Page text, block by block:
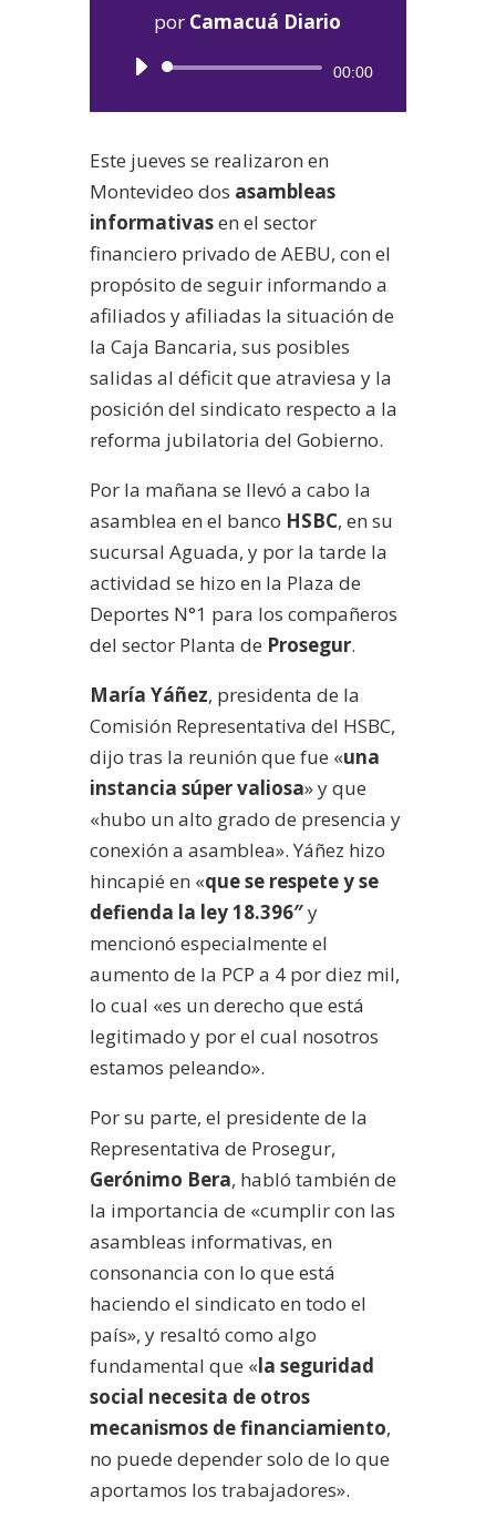
por Camacuá Diario
Reproductor
00:00
Este jueves se realizaron en
Montevideo dos asambleas
informativasen el sector
financiero privado de AEBU, con el
propósito de seguir informando a
afiliados y afiliadas la situación de
la Caja Bancaria, sus posibles
salidas al déficit que atraviesa y la
posición del sindicato respecto a la
reforma jubilatoria del Gobierno.
Por la mañana se llevó a cabo la
asamblea en el banco HSBC, en su
sucursal Aguada, y por la tarde la
actividad se hizo en la Plaza de
Deportes N°1 para los compañeros
del sector Planta de Prosegur.
María Yáñez, presidenta de la
Comisión Representativa del HSBC,
dijo tras la reunión que fue «una
instancia súper valiosa» y que
«hubo un alto grado de presencia y
conexión a asamblea». Yáñez hizo
hincapié en «que se respete y se
defienda la ley 18.396″y
mencionó especialmente el
aumento de la PCP a 4 por diez mil,
lo cual «es un derecho que está
legitimado y por el cual nosotros
estamos peleando».
Por su parte, el presidente de la
Representativa de Prosegur,
Gerónimo Bera, habló también de
la importancia de «cumplir con las
asambleas informativas, en
consonancia con lo que está
haciendo el sindicato en todo el
país», y resaltó como algo
fundamental que «la seguridad
social necesita de otros
mecanismos de financiamiento,
no puede depender solo de lo que
aportamos los trabajadores».